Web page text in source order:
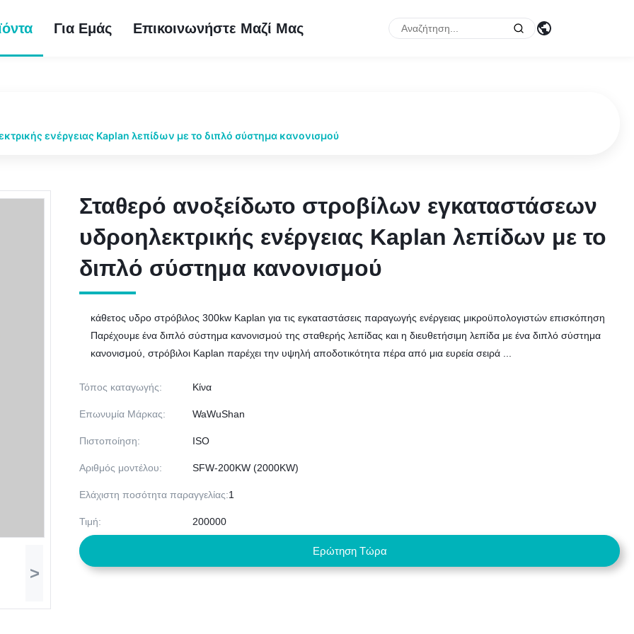
Για Εμάς Επικοινωνήστε Μαζί Μας
ενέργειας Kaplan λεπίδων με το διπλό σύστημα κανονισμού
>
Σταθερό ανοξείδωτο στροβίλων εγκαταστάσεων
υδροηλεκτρικής ενέργειας Kaplan λεπίδων με το
διπλό σύστημα κανονισμού
Σταθερό ανοξείδωτο στροβίλων εγκαταστάσεων
υδροηλεκτρικής ενέργειας Kaplan λεπίδων με το
διπλό σύστημα κανονισμού
κάθετος υδρο στρόβιλος 300kw Kaplan για τις εγκαταστάσεις παραγωγής ενέργειας μικροϋπολογιστών επισκόπηση
Παρέχουμε ένα διπλό σύστημα κανονισμού της σταθερής λεπίδας και η διευθετήσιμη λεπίδα με ένα διπλό σύστημα
κανονισμού, στρόβιλοι Kaplan παρέχει την υψηλή αποδοτικότητα πέρα από μια ευρεία σειρά ...
Τόπος καταγωγής: Κίνα
Επωνυμία Μάρκας: WaWuShan
Πιστοποίηση: ISO
Αριθμός μοντέλου: SFW-200KW (2000KW)
Ελάχιστη ποσότητα παραγγελίας:1
Τιμή: 200000
Ερώτηση Τώρα